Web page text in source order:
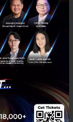
to the
propel as a reg...